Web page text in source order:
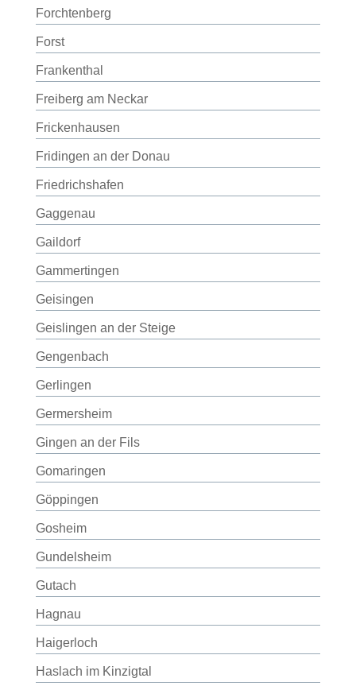
Forchtenberg
Forst
Frankenthal
Freiberg am Neckar
Frickenhausen
Fridingen an der Donau
Friedrichshafen
Gaggenau
Gaildorf
Gammertingen
Geisingen
Geislingen an der Steige
Gengenbach
Gerlingen
Germersheim
Gingen an der Fils
Gomaringen
Göppingen
Gosheim
Gundelsheim
Gutach
Hagnau
Haigerloch
Haslach im Kinzigtal